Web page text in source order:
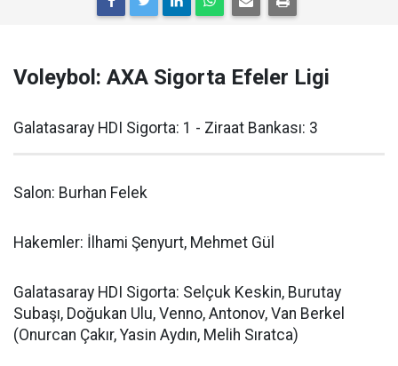
Voleybol: AXA Sigorta Efeler Ligi
Galatasaray HDI Sigorta: 1 - Ziraat Bankası: 3
Salon: Burhan Felek
Hakemler: İlhami Şenyurt, Mehmet Gül
Galatasaray HDI Sigorta: Selçuk Keskin, Burutay
Subaşı, Doğukan Ulu, Venno, Antonov, Van Berkel
(Onurcan Çakır, Yasin Aydın, Melih Sıratca)